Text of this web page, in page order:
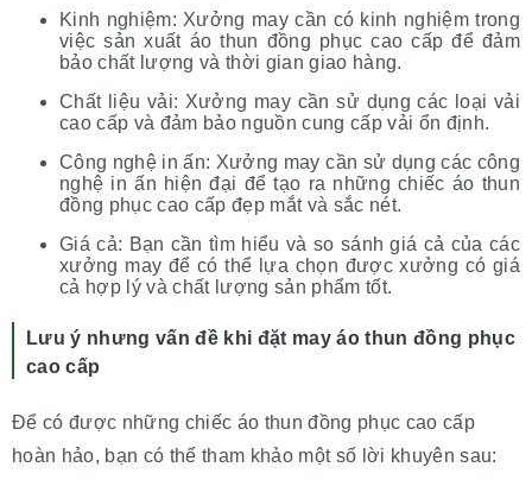
Kinh nghiệm: Xưởng may cần có kinh nghiệm trong
việc sản xuất áo thun đồng phục cao cấp để đảm
bảo chất lượng và thời gian giao hàng.
Chất liệu vải: Xưởng may cần sử dụng các loại vải
cao cấp và đảm bảo nguồn cung cấp vải ổn định.
Công nghệ in ấn: Xưởng may cần sử dụng các công
nghệ in ấn hiện đại để tạo ra những chiếc áo thun
đồng phục cao cấp đẹp mắt và sắc nét.
Giá cả: Bạn cần tìm hiểu và so sánh giá cả của các
xưởng may để có thể lựa chọn được xưởng có giá
cả hợp lý và chất lượng sản phẩm tốt.
Lưu ý nhưng vấn đề khi đặt may áo thun đồng phục
cao cấp
Để có được những chiếc áo thun đồng phục cao cấp
hoàn hảo, bạn có thể tham khảo một số lời khuyên sau: